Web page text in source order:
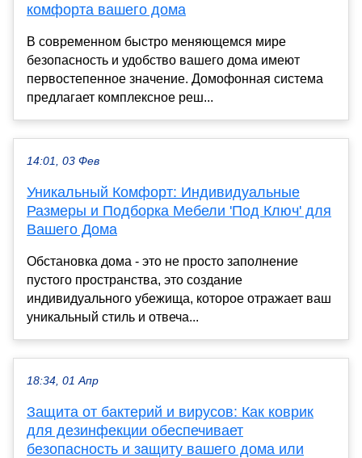
комфорта вашего дома
В современном быстро меняющемся мире
безопасность и удобство вашего дома имеют
первостепенное значение. Домофонная система
предлагает комплексное реш...
14:01, 03 Фев
Уникальный Комфорт: Индивидуальные
Размеры и Подборка Мебели 'Под Ключ' для
Вашего Дома
Обстановка дома - это не просто заполнение
пустого пространства, это создание
индивидуального убежища, которое отражает ваш
уникальный стиль и отвеча...
18:34, 01 Апр
Защита от бактерий и вирусов: Как коврик
для дезинфекции обеспечивает
безопасность и защиту вашего дома или